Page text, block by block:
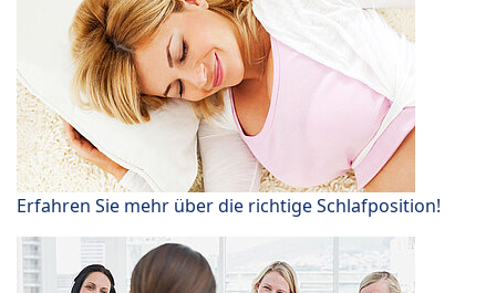
Erfahren Sie mehr über die richtige Schlafposition!